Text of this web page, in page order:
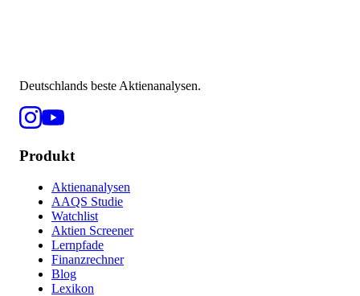
Deutschlands beste Aktienanalysen.
Produkt
Aktienanalysen
AAQS Studie
Watchlist
Aktien Screener
Lernpfade
Finanzrechner
Blog
Lexikon